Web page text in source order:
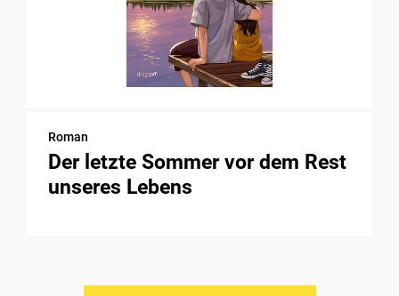
Roman
Der letzte Sommer vor dem Rest
unseres Lebens